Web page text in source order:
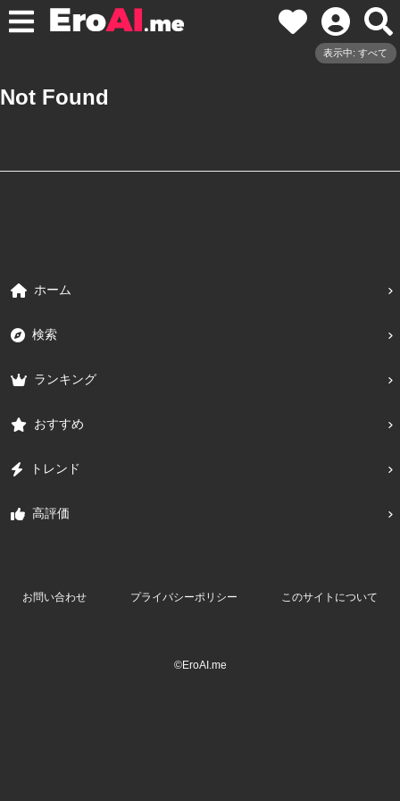
表示中: すべて
Not Found
ホーム
検索
ランキング
おすすめ
トレンド
高評価
お問い合わせ プライバシーポリシー このサイトについて
©EroAI.me